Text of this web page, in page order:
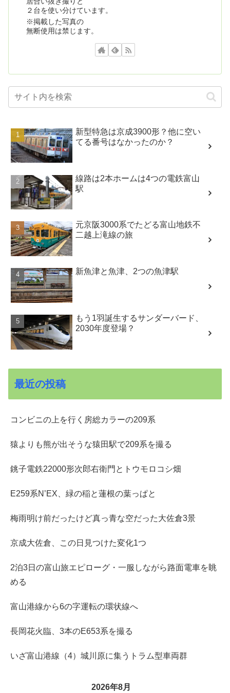
２台を使い分けています。
※掲載した写真の
無断使用は禁じます。
新型特急は京成3900形？他に空い
てる番号はなかったのか？
線路は2本ホームは4つの電鉄富山
駅
元京阪3000系でたどる富山地鉄不
二越上滝線の旅
新魚津と魚津、2つの魚津駅
もう1羽誕生するサンダーバード、
2030年度登場？
最近の投稿
コンビニの上を行く房総カラーの209系
猿よりも熊が出そうな猿田駅で209系を撮る
銚子電鉄22000形次郎右衛門とトウモロコシ畑
E259系N’EX、緑の稲と蓮根の葉っぱと
梅雨明け前だったけど真っ青な空だった大佐倉3景
京成大佐倉、この日見つけた変化1つ
2泊3日の富山旅エピローグ・一服しながら路面電車を眺
める
富山港線から6の字運転の環状線へ
長岡花火臨、3本のE653系を撮る
いざ富山港線（4）城川原に集うトラム型車両群
2026年8月